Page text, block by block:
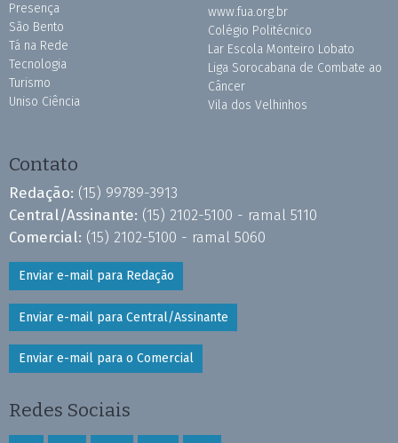
Presença
São Bento
Tá na Rede
Tecnologia
Turismo
Uniso Ciência
www.fua.org.br
Colégio Politécnico
Lar Escola Monteiro Lobato
Liga Sorocabana de Combate ao
Câncer
Vila dos Velhinhos
Contato
Redação: (15) 99789-3913
Central/Assinante: (15) 2102-5100 - ramal 5110
Comercial: (15) 2102-5100 - ramal 5060
Enviar e-mail para Redação
Enviar e-mail para Central/Assinante
Enviar e-mail para o Comercial
Redes Sociais